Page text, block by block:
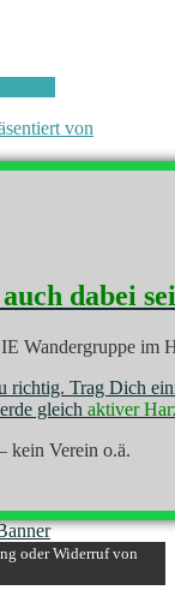
von
dabei
Wandergruppe im
richtig. Trag Dich
gleich aktiver
kein Verein o.ä.
oder Widerruf von